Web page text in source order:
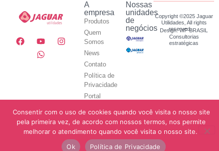
A
empresa
Produtos
Quem
Somos
News
Contato
Política de
Privacidade
Portal
Utilidades
Nossas
unidades
de
negócios
Copyright ©2025 Jaguar
Utilidades, All rights
reserved.
Design: WF BRASIL
Consultorias
estratégicas
Consentir com o uso de cookies quando você visita o nosso site
pela primeira vez, de acordo com nossos termos, nos permite
melhorar o atendimento quando você visita o nosso site.
Ok
Política de Privacidade